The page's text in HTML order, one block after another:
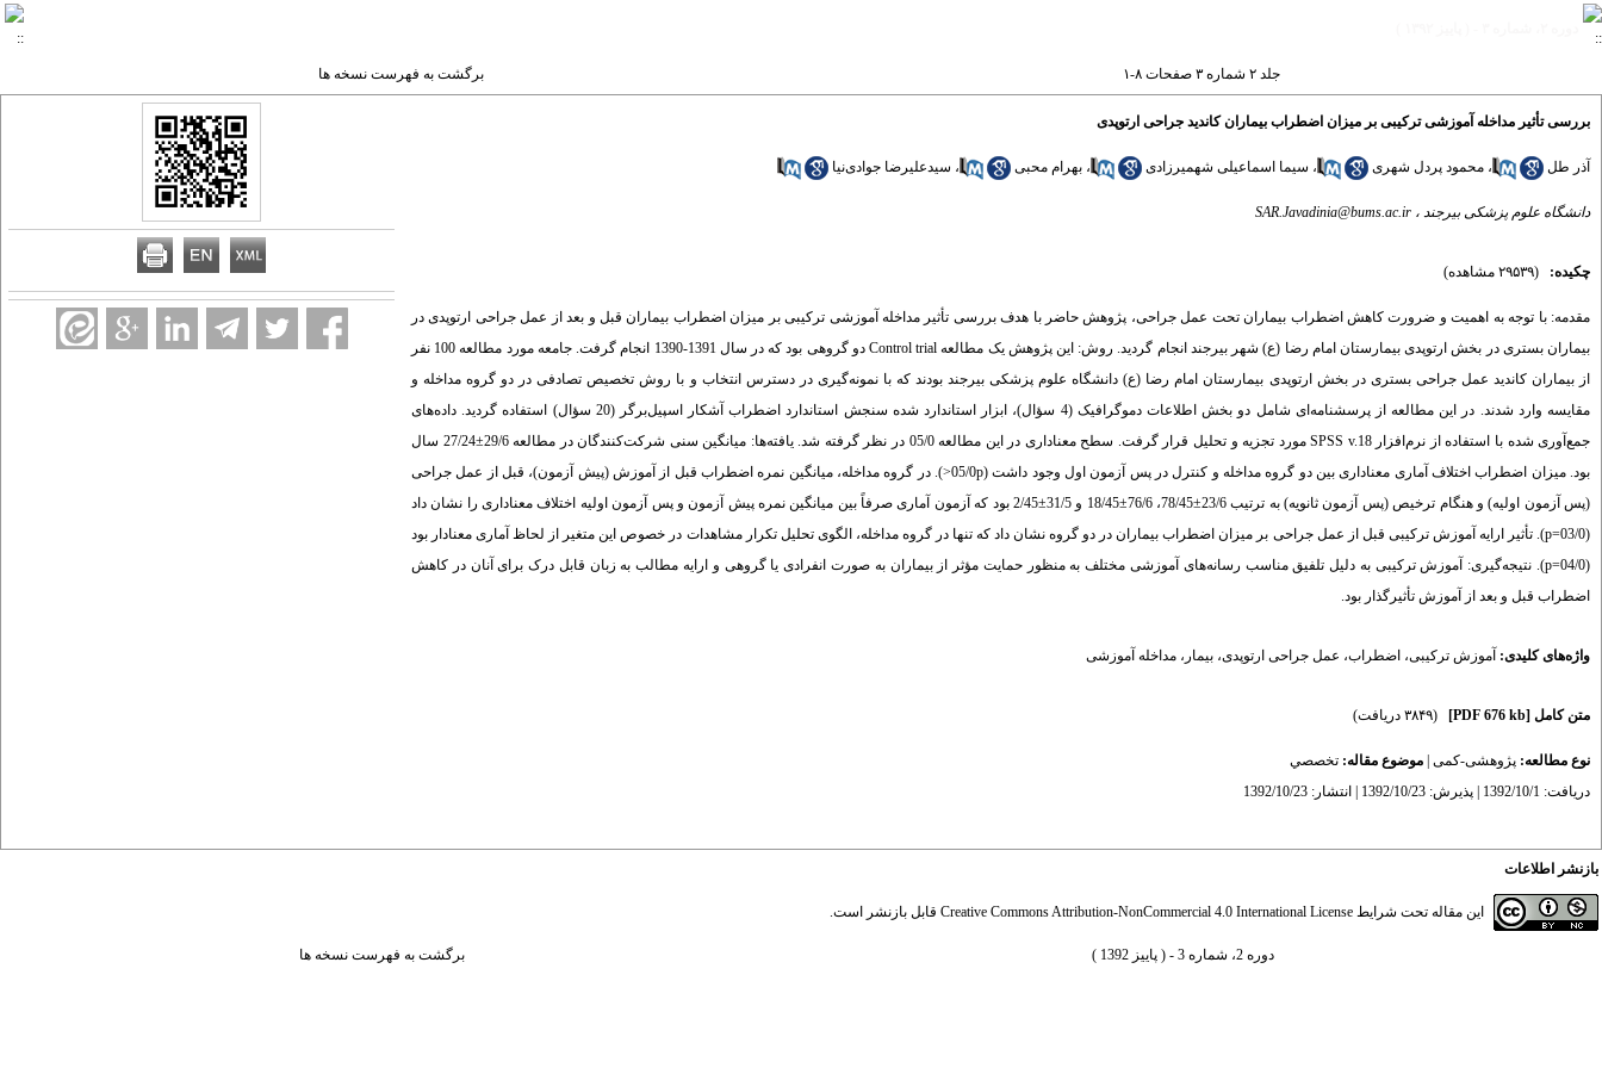
جلد ۲ شماره ۳ صفحات ۸-۱ برگشت به فهرست نسخه ها
بررسی تأثیر مداخله آموزشی ترکیبی بر میزان اضطراب بیماران کاندید جراحی ارتوپدی
آذر طل ، محمود پردل شهری ، سیما اسماعیلی شهمیرزادی ، بهرام محبی ، سیدعلیرضا جوادی‌نیا
دانشگاه علوم پزشکی بیرجند ، SAR.Javadinia@bums.ac.ir
چکیده: (۲۹۵۳۹ مشاهده)
مقدمه: با توجه به اهمیت و ضرورت کاهش اضطراب بیماران تحت عمل جراحی، پژوهش حاضر با هدف بررسی تأثیر مداخله آموزشی ترکیبی بر میزان اضطراب بیماران قبل و بعد از عمل جراحی ارتوپدی در
بیماران بستری در بخش ارتوپدی بیمارستان امام رضا (ع) شهر بیرجند انجام گردید. روش: این پژوهش یک مطالعه Control trial دو گروهی بود که در سال 1391-1390 انجام گرفت. جامعه مورد مطالعه 100 نفر
از بیماران کاندید عمل جراحی بستری در بخش ارتوپدی بیمارستان امام رضا (ع) دانشگاه علوم پزشکی بیرجند بودند که با نمونه‌گیری در دسترس انتخاب و با روش تخصیص تصادفی در دو گروه مداخله و
مقایسه وارد شدند. در این مطالعه از پرسشنامه‌ای شامل دو بخش اطلاعات دموگرافیک (4 سؤال)، ابزار استاندارد شده سنجش استاندارد اضطراب آشکار اسپیل‌برگر (20 سؤال) استفاده گردید. داده‌های
جمع‌آوری شده با استفاده از نرم‌افزار SPSS v.18 مورد تجزیه و تحلیل قرار گرفت. سطح معناداری در این مطالعه 05/0 در نظر گرفته شد. یافته‌ها: میانگین سنی شرکت‌کنندگان در مطالعه 29/6±27/24 سال
بود. میزان اضطراب اختلاف آماری معناداری بین دو گروه مداخله و کنترل در پس آزمون اول وجود داشت (05/0p<). در گروه مداخله، میانگین نمره اضطراب قبل از آموزش (پیش آزمون)، قبل از عمل جراحی
(پس آزمون اولیه) و هنگام ترخیص (پس آزمون ثانویه) به ترتیب 23/6±78/45، 76/6±18/45 و 31/5±2/45 بود که آزمون آماری صرفاً بین میانگین نمره پیش آزمون و پس آزمون اولیه اختلاف معناداری را نشان داد
(03/0=p). تأثیر ارایه آموزش ترکیبی قبل از عمل جراحی بر میزان اضطراب بیماران در دو گروه نشان داد که تنها در گروه مداخله، الگوی تحلیل تکرار مشاهدات در خصوص این متغیر از لحاظ آماری معنادار بود
(04/0=p). نتیجه‌گیری: آموزش ترکیبی به دلیل تلفیق مناسب رسانه‌های آموزشی مختلف به منظور حمایت مؤثر از بیماران به صورت انفرادی یا گروهی و ارایه مطالب به زبان قابل درک برای آنان در کاهش
اضطراب قبل و بعد از آموزش تأثیرگذار بود.
واژه‌های کلیدی: آموزش ترکیبی، اضطراب، عمل جراحی ارتوپدی، بیمار ، مداخله آموزشی
متن کامل [PDF 676 kb] (۳۸۴۹ دریافت)
نوع مطالعه: پژوهشی-کمی موضوع مقاله: تخصصي
دریافت: 1392/10/1 | پذیرش: 1392/10/23 | انتشار: 1392/10/23
بازنشر اطلاعات
این مقاله تحت شرایط Creative Commons Attribution-NonCommercial 4.0 International License قابل بازنشر است.
دوره 2، شماره 3 - ( پاییز 1392 ) برگشت به فهرست نسخه ها